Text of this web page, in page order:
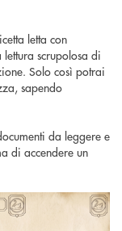
letta con
scrupolosa di
Solo così potrai
sapendo
da leggere e
di accendere un